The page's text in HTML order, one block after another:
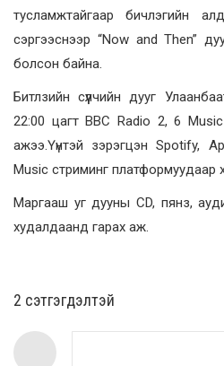
тусламжтайгаар бичлэгийн
сэргээснээр “Now and Then”
болсон байна.
Битлзийн сүүлчийн дууг
22:00 цагт BBC Radio 2, 6
ажээ.Үүнтэй зэрэгцэн Spotify,
Music стриминг платформуудаар
Маргааш уг дууны CD, пянз,
худалдаанд гарах аж.
2 cэтгэгдэлтэй